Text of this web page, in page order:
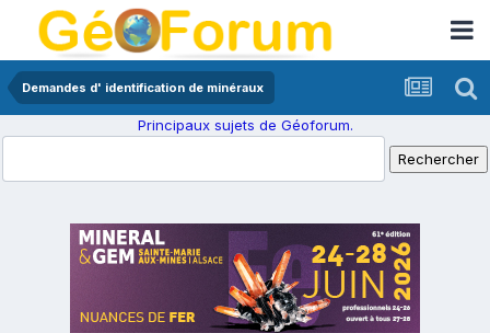
Demandes d' identification de minéraux
Principaux sujets de Géoforum.